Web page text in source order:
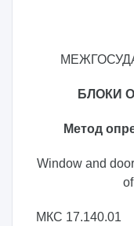
БЛОКИ
Метод
Window and
МКС 17.140.01